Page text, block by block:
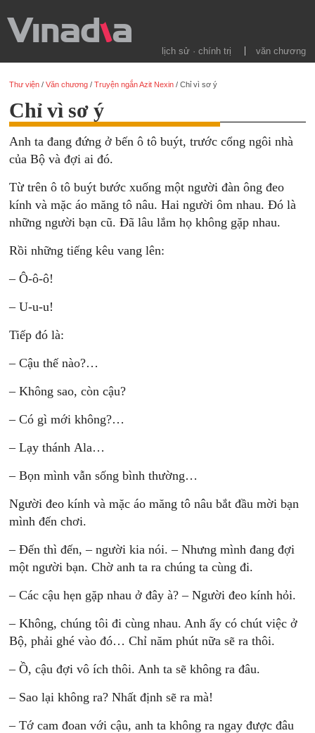
lịch sử · chính trị văn chương
Thư viện /Văn chương /Truyện ngắn Azit Nexin /Chỉ vì sơ ý
Chỉ vì sơ ý
Anh ta đang đứng ở bến ô tô buýt, trước cổng ngôi nhà
của Bộ và đợi ai đó.
Từ trên ô tô buýt bước xuống một người đàn ông đeo
kính và mặc áo măng tô nâu. Hai người ôm nhau. Đó là
những người bạn cũ. Đã lâu lắm họ không gặp nhau.
Rồi những tiếng kêu vang lên:
– Ô-ô-ô!
– U-u-u!
Tiếp đó là:
– Cậu thế nào?…
– Không sao, còn cậu?
– Có gì mới không?…
– Lạy thánh Ala…
– Bọn mình vẫn sống bình thường…
Người đeo kính và mặc áo măng tô nâu bắt đầu mời bạn
mình đến chơi.
– Đến thì đến, – người kia nói. – Nhưng mình đang đợi
một người bạn. Chờ anh ta ra chúng ta cùng đi.
– Các cậu hẹn gặp nhau ở đây à? – Người đeo kính hỏi.
– Không, chúng tôi đi cùng nhau. Anh ấy có chút việc ở
Bộ, phải ghé vào đó… Chỉ năm phút nữa sẽ ra thôi.
– Ồ, cậu đợi vô ích thôi. Anh ta sẽ không ra đâu.
– Sao lại không ra? Nhất định sẽ ra mà!
– Tớ cam đoan với cậu, anh ta không ra ngay được đâu